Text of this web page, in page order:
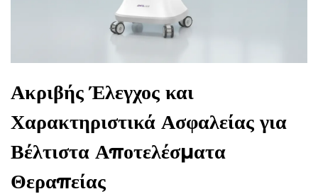
Ακριβής Έλεγχος και
Χαρακτηριστικά Ασφαλείας για
Βέλτιστα Αποτελέσματα
Θεραπείας